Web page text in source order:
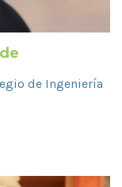
de Ingeniería